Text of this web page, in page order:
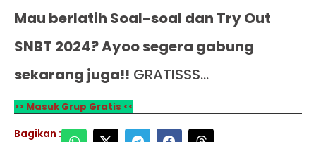
Mau berlatih Soal-soal dan Try Out
SNBT 2024? Ayoo segera gabung
sekarang juga!! GRATISSS…
>> Masuk Grup Gratis <<
Bagikan :